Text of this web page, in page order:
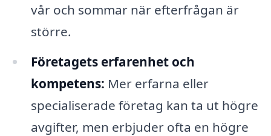
vår och sommar när efterfrågan är
större.
Företagets erfarenhet och
kompetens: Mer erfarna eller
specialiserade företag kan ta ut högre
avgifter, men erbjuder ofta en högre